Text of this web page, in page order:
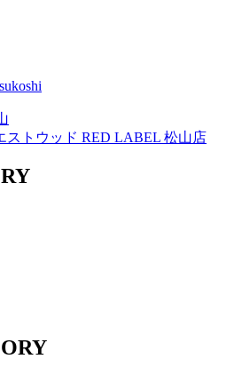
ストウッド RED LABEL 松山店